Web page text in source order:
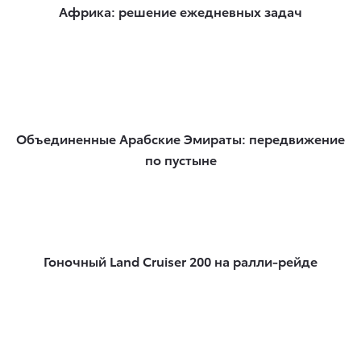
Африка: решение ежедневных задач
Объединенные Арабские Эмираты: передвижение
по пустыне
Гоночный Land Cruiser 200 на ралли-рейде